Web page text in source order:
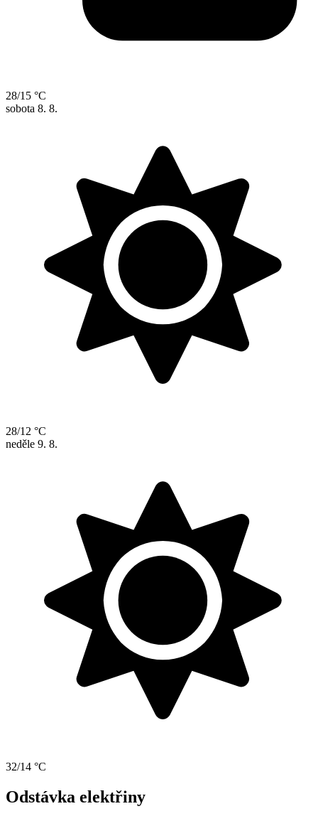
28/15 °C
sobota 8. 8.
28/12 °C
neděle 9. 8.
32/14 °C
Odstávka elektřiny